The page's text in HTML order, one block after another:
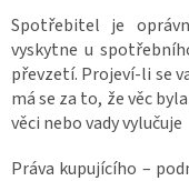
Spotřebitel je
vyskytne u
převzetí. Projeví-li se
má se za to, že věc
věci nebo vady vylučuje
Práva kupujícího –